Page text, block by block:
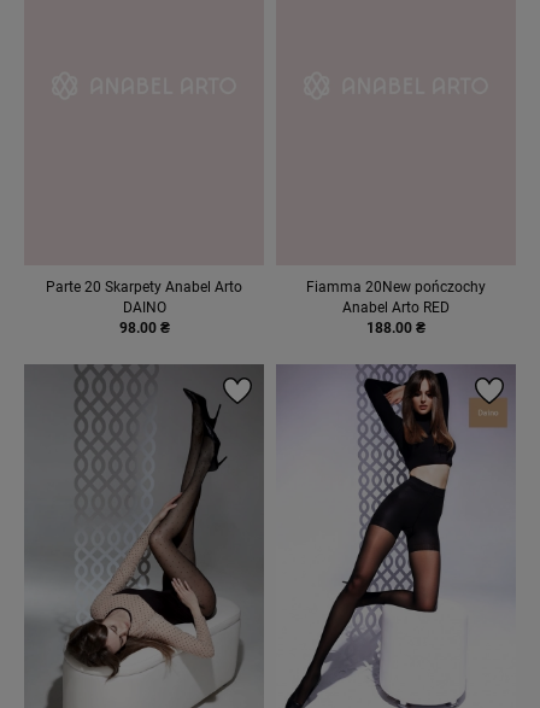
Parte 20 Skarpety Anabel Arto
DAINO
98.00 ₴
Fiamma 20New pończochy
Anabel Arto RED
188.00 ₴